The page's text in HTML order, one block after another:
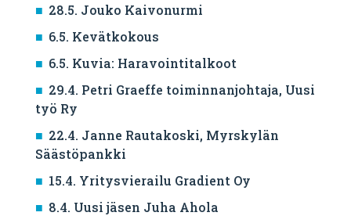
28.5. Jouko Kaivonurmi
6.5. Kevätkokous
6.5. Kuvia: Haravointitalkoot
29.4. Petri Graeffe toiminnanjohtaja, Uusi
työ Ry
22.4. Janne Rautakoski, Myrskylän
Säästöpankki
15.4. Yritysvierailu Gradient Oy
8.4. Uusi jäsen Juha Ahola